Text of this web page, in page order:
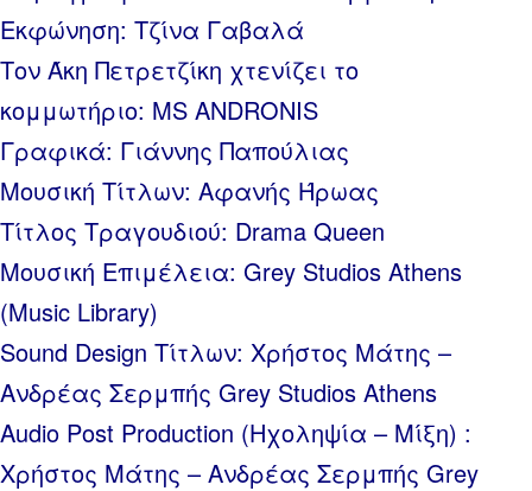
Εκφώνηση: Τζίνα Γαβαλά
Τον Άκη Πετρετζίκη χτενίζει το
κομμωτήριο: MS ANDRONIS
Γραφικά: Γιάννης Παπούλιας
Μουσική Τίτλων: Αφανής Ήρωας
Τίτλος Τραγουδιού: Drama Queen
Μουσική Επιμέλεια: Grey Studios Athens
(Music Library)
Sound Design Τίτλων: Χρήστος Μάτης –
Ανδρέας Σερμπής Grey Studios Athens
Audio Post Production (Ηχοληψία – Μίξη) :
Χρήστος Μάτης – Ανδρέας Σερμπής Grey